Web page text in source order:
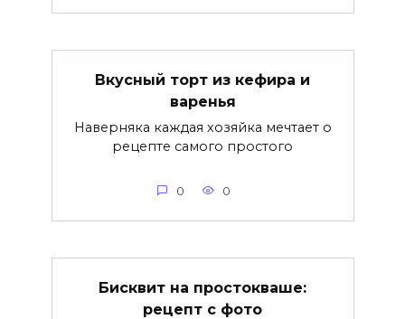
Вкусный торт из кефира и
варенья
Наверняка каждая хозяйка мечтает о
рецепте самого простого
0 0
Бисквит на простокваше:
рецепт с фото